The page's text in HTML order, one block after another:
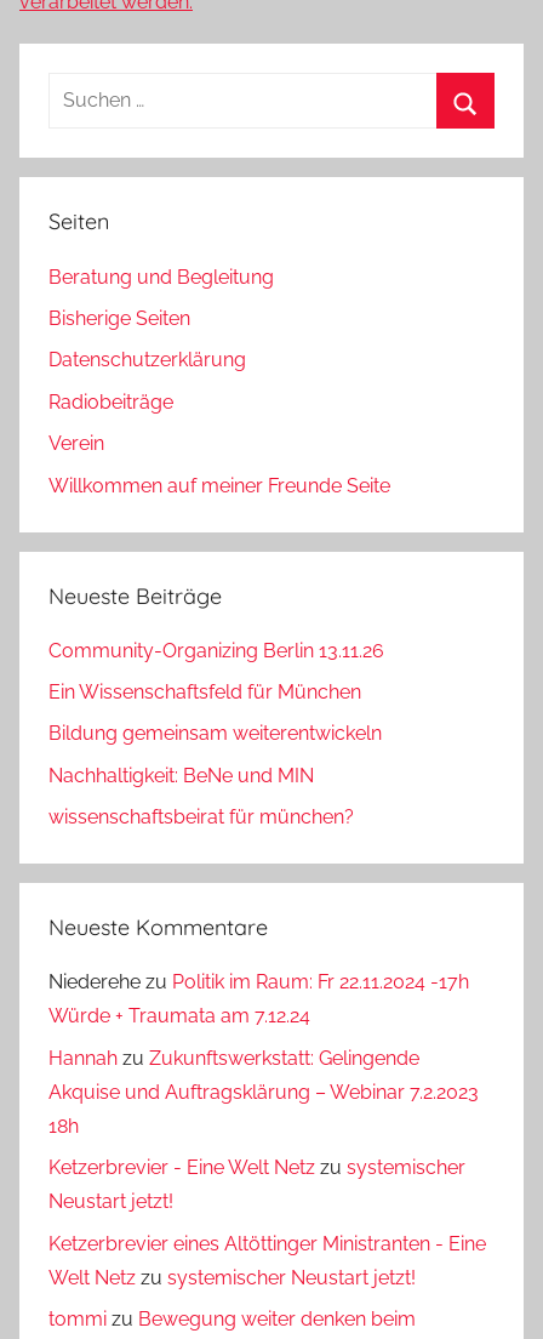
Suchen
Seiten
Beratung und Begleitung
Bisherige Seiten
Datenschutzerklärung
Radiobeiträge
Verein
Willkommen auf meiner Freunde Seite
Neueste Beiträge
Community-Organizing Berlin 13.11.26
Ein Wissenschaftsfeld für München
Bildung gemeinsam weiterentwickeln
Nachhaltigkeit: BeNe und MIN
wissenschaftsbeirat für münchen?
Neueste Kommentare
Niederehe zu Politik im Raum: Fr 22.11.2024 -17h
Würde + Traumata am 7.12.24
Hannah zu Zukunftswerkstatt: Gelingende
Akquise und Auftragsklärung – Webinar 7.2.2023
18h
Ketzerbrevier - Eine Welt Netz zu systemischer
Neustart jetzt!
Ketzerbrevier eines Altöttinger Ministranten - Eine
Welt Netz zu systemischer Neustart jetzt!
tommi zu Bewegung weiter denken beim